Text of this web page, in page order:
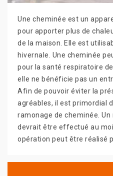
Une cheminée est un
pour apporter plus de
de la maison. Elle est
hivernale. Une cheminée
pour la santé respiratoire
elle ne bénéficie pas un
Afin de pouvoir éviter la
agréables, il est primordial
ramonage de cheminée.
devrait être effectué au
opération peut être réalisé